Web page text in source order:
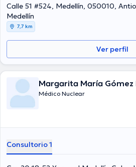
Calle 51 #524, Medellín, 050010,
Medellín
7,7 km
Ver perfil
Margarita María Gómez
Médico Nuclear
Consultorio 1